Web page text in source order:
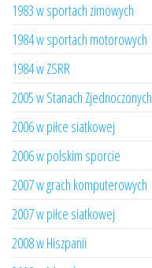
1983 w sportach zimowych
1984 w sportach motorowych
1984 w ZSRR
2005 w Stanach Zjednoczonych
2006 w piłce siatkowej
2006 w polskim sporcie
2007 w grach komputerowych
2007 w piłce siatkowej
2008 w Hiszpanii